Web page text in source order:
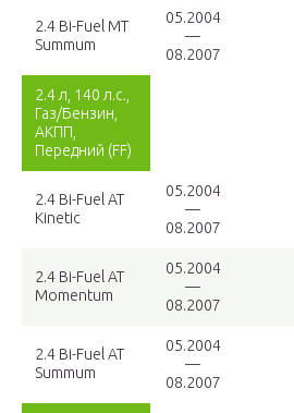
2.4 Bi-Fuel MT
Summum
05.2004
—
08.2007
2.4 л, 140 л.с.,
Газ/Бензин,
АКПП,
Передний (FF)
2.4 Bi-Fuel AT
Kinetic
05.2004
—
08.2007
2.4 Bi-Fuel AT
Momentum
05.2004
—
08.2007
2.4 Bi-Fuel AT
Summum
05.2004
—
08.2007